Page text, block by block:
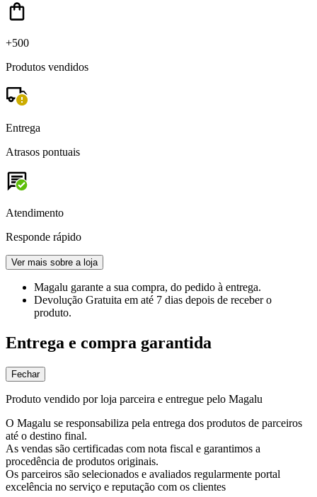
+500
Produtos vendidos
Entrega
Atrasos pontuais
Atendimento
Responde rápido
Ver mais sobre a loja
Magalu garante a sua compra, do pedido à entrega.
Devolução Gratuita em até 7 dias depois de receber o
produto.
Entrega e compra garantida
Fechar
Produto vendido por loja parceira e entregue pelo Magalu
O Magalu se responsabiliza pela entrega dos produtos de parceiros
até o destino final.
As vendas são certificadas com nota fiscal e garantimos a
procedência de produtos originais.
Os parceiros são selecionados e avaliados regularmente portal
excelência no serviço e reputação com os clientes